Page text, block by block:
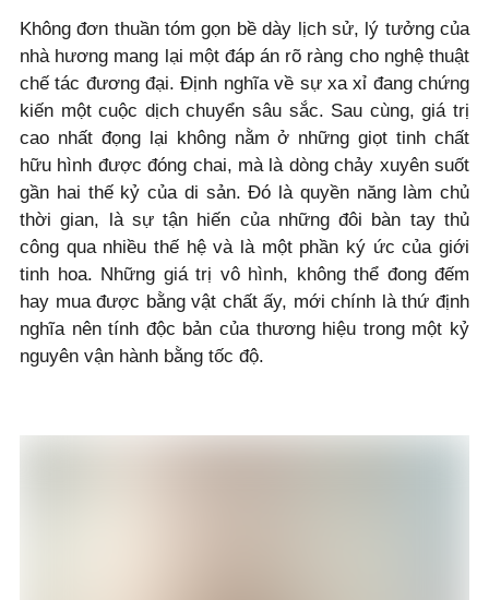
Không đơn thuần tóm gọn bề dày lịch sử, lý tưởng của
nhà hương mang lại một đáp án rõ ràng cho nghệ thuật
chế tác đương đại. Định nghĩa về sự xa xỉ đang chứng
kiến một cuộc dịch chuyển sâu sắc. Sau cùng, giá trị
cao nhất đọng lại không nằm ở những giọt tinh chất
hữu hình được đóng chai, mà là dòng chảy xuyên suốt
gần hai thế kỷ của di sản. Đó là quyền năng làm chủ
thời gian, là sự tận hiến của những đôi bàn tay thủ
công qua nhiều thế hệ và là một phần ký ức của giới
tinh hoa. Những giá trị vô hình, không thể đong đếm
hay mua được bằng vật chất ấy, mới chính là thứ định
nghĩa nên tính độc bản của thương hiệu trong một kỷ
nguyên vận hành bằng tốc độ.